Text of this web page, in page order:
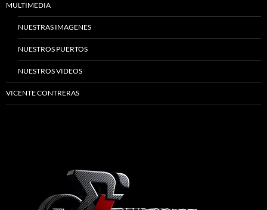
MULTIMEDIA
NUESTRAS IMAGENES
NUESTROS PUERTOS
NUESTROS VIDEOS
VICENTE CONTRERAS